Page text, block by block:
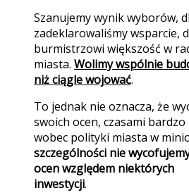
Szanujemy wynik wyborów,
zadeklarowaliśmy wsparcie,
burmistrzowi większość w
miasta. Wolimy wspólnie
niż ciągle wojować.
To jednak nie oznacza, że
swoich ocen, czasami
wobec polityki miasta w
szczególności nie
ocen względem niektórych
inwestycji